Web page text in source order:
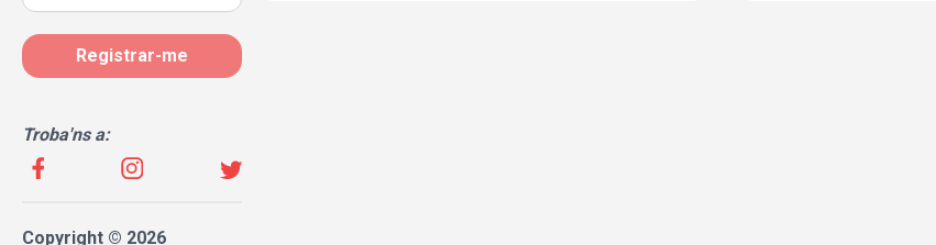
Registrar-me
Troba'ns a:
Copyright © 2026